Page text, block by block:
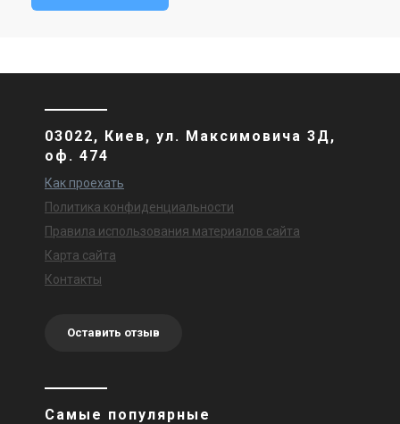
03022, Киев, ул. Максимовича 3Д,
оф. 474
Как проехать
Политика конфиденциальности
Правила использования материалов сайта
Карта сайта
Контакты
Оставить отзыв
Самые популярные